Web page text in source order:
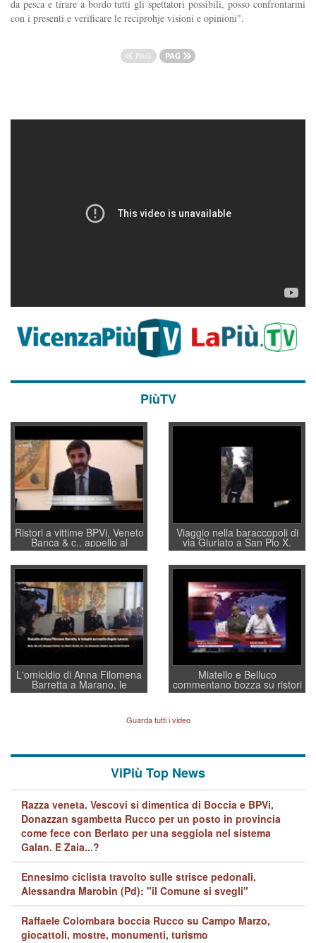
da pesca e tirare a bordo tutti gli spettatori possibili, posso confrontarmi
con i presenti e verificare le reciprohje visioni e opinioni".
PiùTV
Ristori a vittime BPVi, Veneto
Banca & c., appello al
sottosegretario Alessio
Villarosa: per mettere ordine
convochi con Di Maio CNCU
a supporto della cabina di
regia al Mef
Viaggio nella baraccopoli di
via Giuriato a San Pio X.
Vicenza ai Vicentini: “faremo
un regalo di Natale ai
residenti”
L'omicidio di Anna Filomena
Barretta a Marano, le
indagini dei carabinieri di
Lavarra: più avvincenti di
quelle di... Barbara D'Urso
Miatello e Belluco
commentano bozza su ristori
BPVi e Veneto Banca
Guarda tutti i video
ViPiù Top News
Razza veneta. Vescovi si dimentica di Boccia e BPVi,
Donazzan sgambetta Rucco per un posto in provincia
come fece con Berlato per una seggiola nel sistema
Galan. E Zaia...?
Ennesimo ciclista travolto sulle strisce pedonali,
Alessandra Marobin (Pd): "il Comune si svegli"
Raffaele Colombara boccia Rucco su Campo Marzo,
giocattoli, mostre, monumenti, turismo